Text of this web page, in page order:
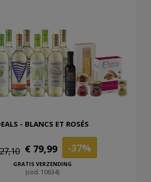
- BLANCS ET ROSÉS
€ 79,99 -37%
GRATIS VERZENDING
(cod. 10634)